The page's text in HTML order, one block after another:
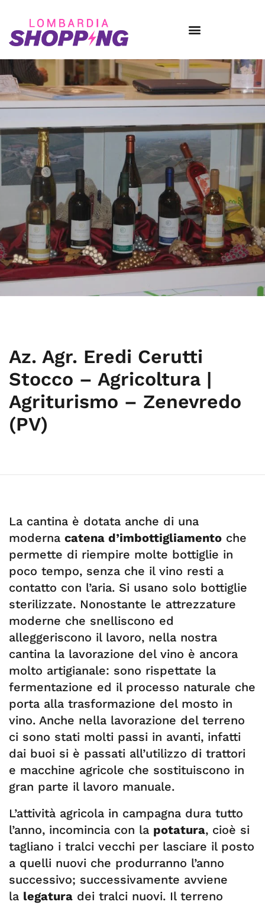
Az. Agr. Eredi Cerutti
Stocco – Agricoltura |
Agriturismo – Zenevredo
(PV)
La cantina è dotata anche di una
moderna catena d’imbottigliamento che
permette di riempire molte bottiglie in
poco tempo, senza che il vino resti a
contatto con l’aria. Si usano solo bottiglie
sterilizzate. Nonostante le attrezzature
moderne che snelliscono ed
alleggeriscono il lavoro, nella nostra
cantina la lavorazione del vino è ancora
molto artigianale: sono rispettate la
fermentazione ed il processo naturale che
porta alla trasformazione del mosto in
vino. Anche nella lavorazione del terreno
ci sono stati molti passi in avanti, infatti
dai buoi si è passati all’utilizzo di trattori
e macchine agricole che sostituiscono in
gran parte il lavoro manuale.
L’attività agricola in campagna dura tutto
l’anno, incomincia con la potatura, cioè si
tagliano i tralci vecchi per lasciare il posto
a quelli nuovi che produrranno l’anno
successivo; successivamente avviene
la legatura dei tralci nuovi. Il terreno